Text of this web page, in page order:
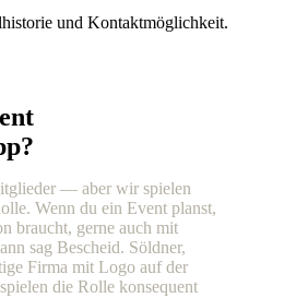
und Kontaktmöglichkeit.
— aber wir spielen
Wenn du ein Event planst,
braucht, gerne auch mit
sag Bescheid. Söldner,
Firma mit Logo auf der
die Rolle konsequent